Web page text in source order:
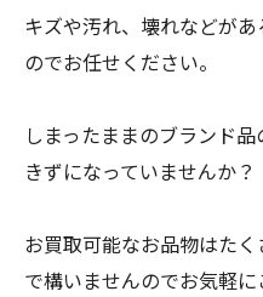
キズや汚れ、壊れなどが
のでお任せください。
しまったままのブランド
きずになっていませんか？
お買取可能なお品物はた
で構いませんのでお気軽に